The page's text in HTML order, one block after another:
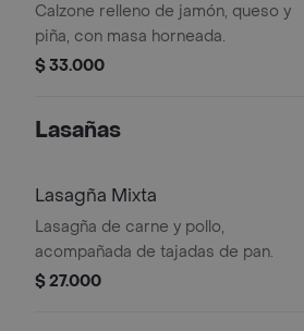
Calzone relleno de jamón, queso y
piña, con masa horneada.
$ 33.000
Lasañas
Lasagña Mixta
Lasagña de carne y pollo,
acompañada de tajadas de pan.
$ 27.000